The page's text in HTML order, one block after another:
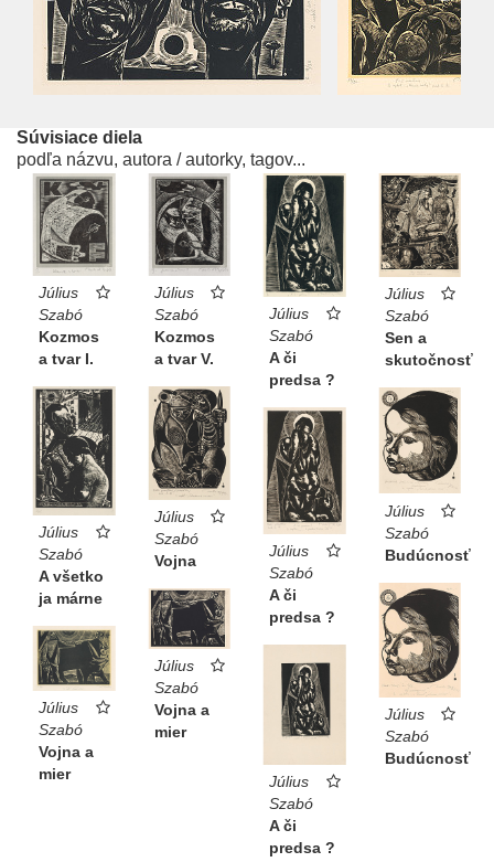
Súvisiace diela
podľa názvu, autora / autorky, tagov...
Július
Szabó
Kozmos
a tvar I.
Július
Szabó
Kozmos
a tvar V.
Július
Szabó
A či
predsa ?
Július
Szabó
Sen a
skutočnosť
Július
Szabó
Vojna
Július
Szabó
A všetko
ja márne
Július
Szabó
Budúcnosť
Július
Szabó
A či
predsa ?
Július
Szabó
Budúcnosť
Július
Szabó
Vojna a
mier
Július
Szabó
Vojna a
mier
Július
Szabó
A či
predsa ?